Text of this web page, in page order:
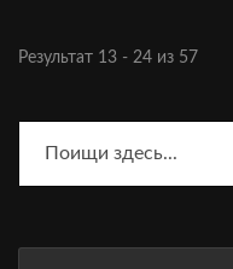
Результат 13 - 24 из 57